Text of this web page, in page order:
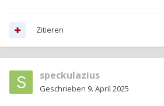
Zitieren
speckulazius
Geschrieben 9. April 2025